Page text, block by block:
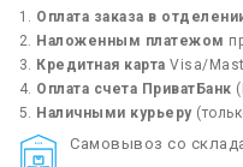
Оплата заказа в
Наложенным платежом
Кредитная карта Visa/
Оплата счета ПриватБанк
Наличными курьеру
Cамовывоз со